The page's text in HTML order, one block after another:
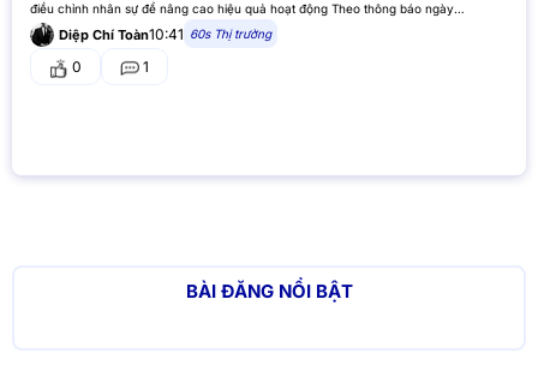
điều chỉnh nhân sự để nâng cao hiệu quả hoạt động Theo thông báo ngày
14/1/2025, Meta sẽ thực hiện…
Diệp Chí Toàn10:41 60s Thị trường
0 1
BÀI ĐĂNG NỔI BẬT